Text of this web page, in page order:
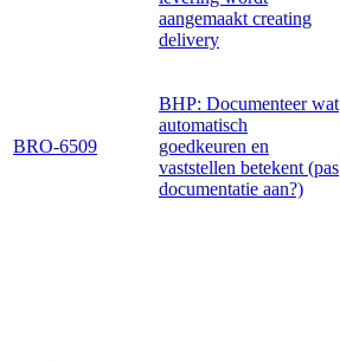
aangemaakt creating
delivery
BRO-6509
BHP: Documenteer wat
automatisch
goedkeuren en
vaststellen betekent (pas
documentatie aan?)